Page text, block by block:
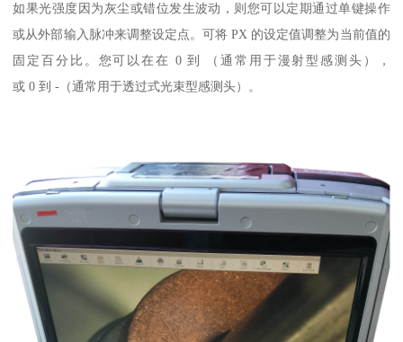
如果光强度因为灰尘或错位发生波动，则您可以定期通过单键操作
或从外部输入脉冲来调整设定点。可将 PX 的设定值调整为当前值的
固定百分比。您可以在在 0 到 （通常用于漫射型感测头），
或 0 到 -（通常用于透过式光束型感测头）。